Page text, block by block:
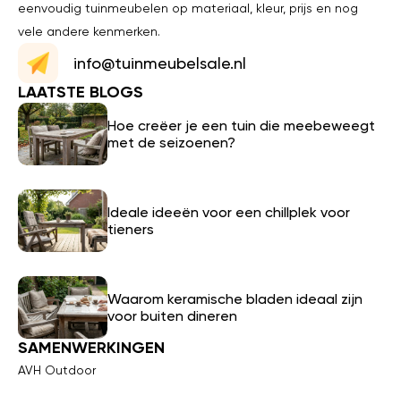
eenvoudig tuinmeubelen op materiaal, kleur, prijs en nog
vele andere kenmerken.
info@tuinmeubelsale.nl
LAATSTE BLOGS
Hoe creëer je een tuin die meebeweegt
met de seizoenen?
Ideale ideeën voor een chillplek voor
tieners
Waarom keramische bladen ideaal zijn
voor buiten dineren
SAMENWERKINGEN
AVH Outdoor